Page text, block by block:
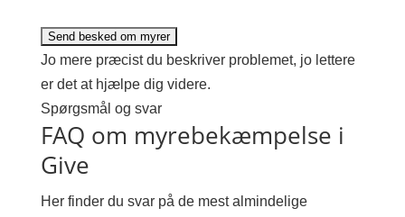
Jo mere præcist du beskriver problemet, jo lettere
er det at hjælpe dig videre.
Spørgsmål og svar
FAQ om myrebekæmpelse i
Give
Her finder du svar på de mest almindelige